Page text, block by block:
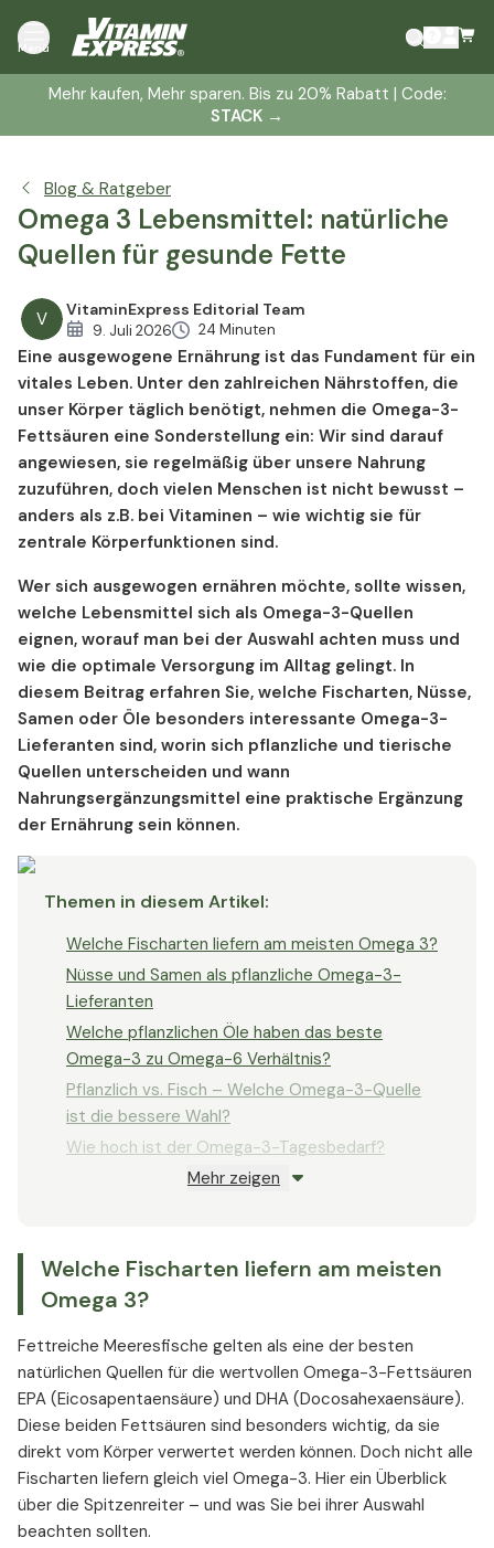
Menü
Mehr kaufen, Mehr sparen. Bis zu 20% Rabatt | Code:
STACK →
Blog & Ratgeber
Omega 3 Lebensmittel: natürliche
Quellen für gesunde Fette
V VitaminExpress Editorial Team
9. Juli 2026 24 Minuten
Eine ausgewogene Ernährung ist das Fundament für ein
vitales Leben. Unter den zahlreichen Nährstoffen, die
unser Körper täglich benötigt, nehmen die Omega-3-
Fettsäuren eine Sonderstellung ein: Wir sind darauf
angewiesen, sie regelmäßig über unsere Nahrung
zuzuführen, doch vielen Menschen ist nicht bewusst –
anders als z.B. bei Vitaminen – wie wichtig sie für
zentrale Körperfunktionen sind.
Wer sich ausgewogen ernähren möchte, sollte wissen,
welche Lebensmittel sich als Omega-3-Quellen
eignen, worauf man bei der Auswahl achten muss und
wie die optimale Versorgung im Alltag gelingt. In
diesem Beitrag erfahren Sie, welche Fischarten, Nüsse,
Samen oder Öle besonders interessante Omega-3-
Lieferanten sind, worin sich pflanzliche und tierische
Quellen unterscheiden und wann
Nahrungsergänzungsmittel eine praktische Ergänzung
der Ernährung sein können.
Themen in diesem Artikel:
Welche Fischarten liefern am meisten Omega 3?
Nüsse und Samen als pflanzliche Omega-3-
Lieferanten
Welche pflanzlichen Öle haben das beste
Omega-3 zu Omega-6 Verhältnis?
Pflanzlich vs. Fisch – Welche Omega-3-Quelle
ist die bessere Wahl?
Wie hoch ist der Omega-3-Tagesbedarf?
Woran erkennt man einen Omega 3 Mangel?
Fazit – Omega-3-Lebensmittel clever
kombinieren
Mehr zeigen
Welche Fischarten liefern am meisten Omega 3?
Welche pflanzlichen Öle haben das beste Omega-3 zu
bessere Wahl?
Wie hoch ist der Omega-3-Tagesbedarf?
Woran erkennt man einen Omega 3 Mangel?
Für wen ist Omega-3-Nahrungsergänzung sinnvoll?
Fazit – Omega-3-Lebensmittel clever kombinieren
Welche Fischarten liefern am meisten
Omega 3?
Fettreiche Meeresfische gelten als eine der besten
natürlichen Quellen für die wertvollen Omega-3-Fettsäuren
EPA (Eicosapentaensäure) und DHA (Docosahexaensäure).
Diese beiden Fettsäuren sind besonders wichtig, da sie
direkt vom Körper verwertet werden können. Doch nicht alle
Fischarten liefern gleich viel Omega-3. Hier ein Überblick
über die Spitzenreiter – und was Sie bei ihrer Auswahl
beachten sollten.